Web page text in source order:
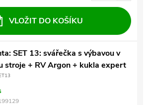
VLOŽIT DO KOŠÍKU
SET 13: svářečka s výbavou v
stroje + RV Argon + kukla expert